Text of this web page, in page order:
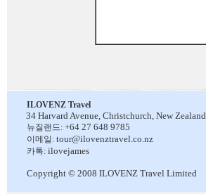
ILOVENZ Travel
34 Harvard Avenue, Christchurch, New Zealand
뉴질랜드: +64 27 648 9785
이메일: tour@ilovenztravel.co.nz
카톡: ilovejames
Copyright © 2008 ILOVENZ Travel Limited